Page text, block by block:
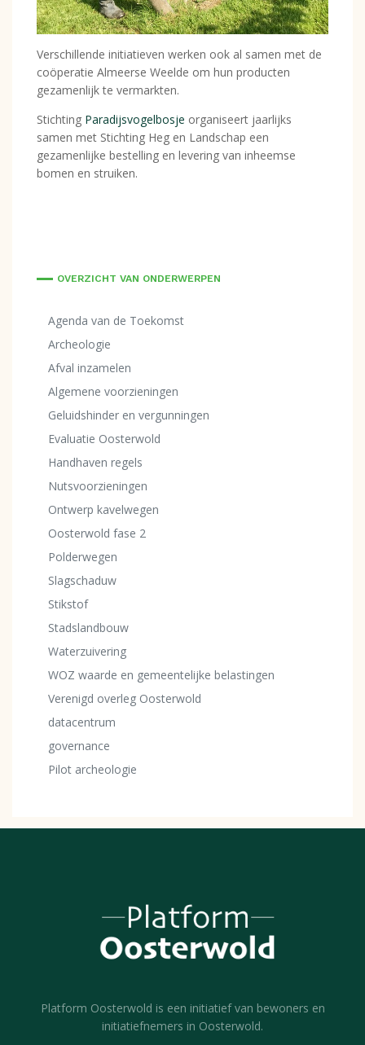
Verschillende initiatieven werken ook al samen met de
coöperatie Almeerse Weelde om hun producten
gezamenlijk te vermarkten.
Stichting Paradijsvogelbosje organiseert jaarlijks
samen met Stichting Heg en Landschap een
gezamenlijke bestelling en levering van inheemse
bomen en struiken.
OVERZICHT VAN ONDERWERPEN
Agenda van de Toekomst
Archeologie
Afval inzamelen
Algemene voorzieningen
Geluidshinder en vergunningen
Evaluatie Oosterwold
Handhaven regels
Nutsvoorzieningen
Ontwerp kavelwegen
Oosterwold fase 2
Polderwegen
Slagschaduw
Stikstof
Stadslandbouw
Waterzuivering
WOZ waarde en gemeentelijke belastingen
Verenigd overleg Oosterwold
datacentrum
governance
Pilot archeologie
Platform Oosterwold is een initiatief van bewoners en
initiatiefnemers in Oosterwold.